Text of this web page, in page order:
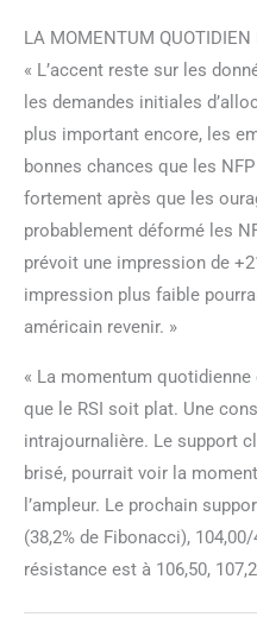
LA MOMENTUM QUOTIDIEN
« L’accent reste sur les
les demandes initiales
plus important encore, les
bonnes chances que les
fortement après que les
probablement déformé les
prévoit une impression de
impression plus faible
américain revenir. »
« La momentum
que le RSI soit plat. Une
intrajournalière. Le support
brisé, pourrait voir la
l’ampleur. Le prochain
(38,2% de Fibonacci),
résistance est à 106,50,